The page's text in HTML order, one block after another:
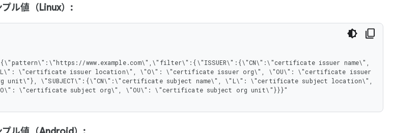
"string"
プル値（Linux）:
\"certificate issuer location\", \"O\": \"certificate issuer org\", \"OU\": \"certificate issuer
unit\"}, \"SUBJECT\":{\"CN\":\"certificate subject name\", \"L\": \"certificate subject location\",
\"certificate subject org\", \"OU\": \"certificate subject org unit\"}}}"